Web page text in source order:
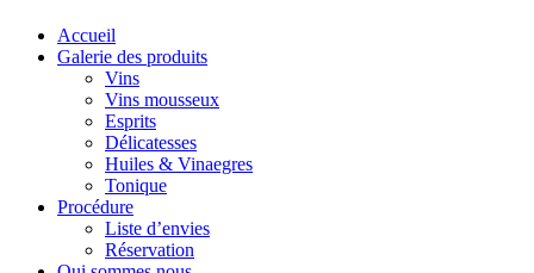
Accueil
Galerie des produits
Vins
Vins mousseux
Esprits
Délicatesses
Huiles & Vinaegres
Tonique
Procédure
Liste d’envies
Réservation